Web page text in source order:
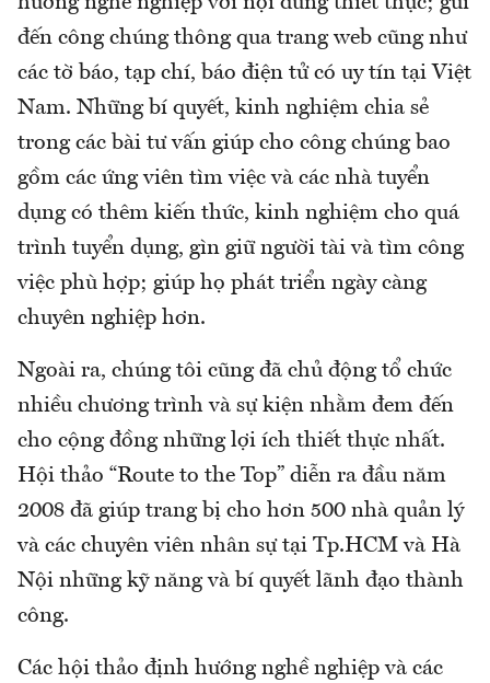
đến công chúng thông qua trang web cũng như
các tờ báo, tạp chí, báo điện tử có uy tín tại Việt
Nam. Những bí quyết, kinh nghiệm chia sẻ
trong các bài tư vấn giúp cho công chúng bao
gồm các ứng viên tìm việc và các nhà tuyển
dụng có thêm kiến thức, kinh nghiệm cho quá
trình tuyển dụng, gìn giữ người tài và tìm công
việc phù hợp; giúp họ phát triển ngày càng
chuyên nghiệp hơn.
Ngoài ra, chúng tôi cũng đã chủ động tổ chức
nhiều chương trình và sự kiện nhằm đem đến
cho cộng đồng những lợi ích thiết thực nhất.
Hội thảo “Route to the Top” diễn ra đầu năm
2008 đã giúp trang bị cho hơn 500 nhà quản lý
và các chuyên viên nhân sự tại Tp.HCM và Hà
Nội những kỹ năng và bí quyết lãnh đạo thành
công.
Các hội thảo định hướng nghề nghiệp và các